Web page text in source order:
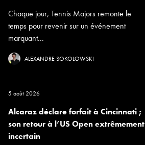
Chaque jour, Tennis Majors remonte le
temps pour revenir sur un événement
marquant...
ALEXANDRE SOKOLOWSKI
5 août 2026
Alcaraz déclare forfait à Cincinnati ;
son retour à l’US Open extrêmement
incertain